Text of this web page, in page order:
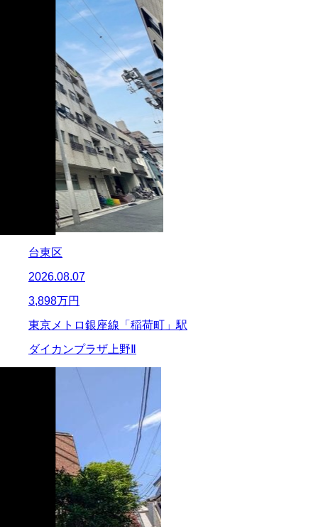
台東区
2026.08.07
3,898万円
東京メトロ銀座線「稲荷町」駅
ダイカンプラザ上野Ⅱ